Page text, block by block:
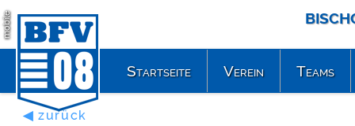
mobile
◀ zurück
Startseite Verein Teams